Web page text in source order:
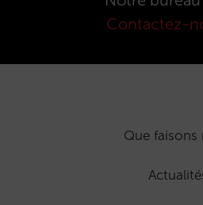
Contactez-
Que faisons